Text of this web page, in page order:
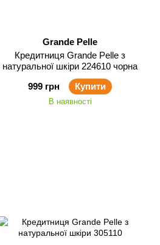
Grande Pelle
Кредитниця Grande Pelle з
натуральної шкіри 224610 чорна
999 грн
Купити
В наявності